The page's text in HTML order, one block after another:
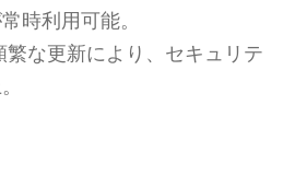
時利用可能。
繁な更新により、セキュリテ